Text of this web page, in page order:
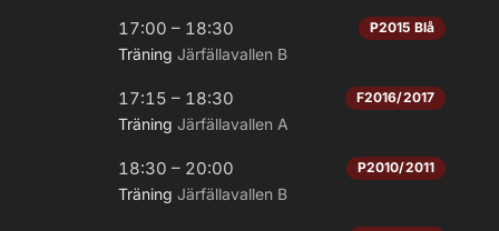
17:00 – 18:30 P2015 Blå
Träning Järfällavallen B
17:15 – 18:30 F2016/2017
Träning Järfällavallen A
18:30 – 20:00 P2010/2011
Träning Järfällavallen B